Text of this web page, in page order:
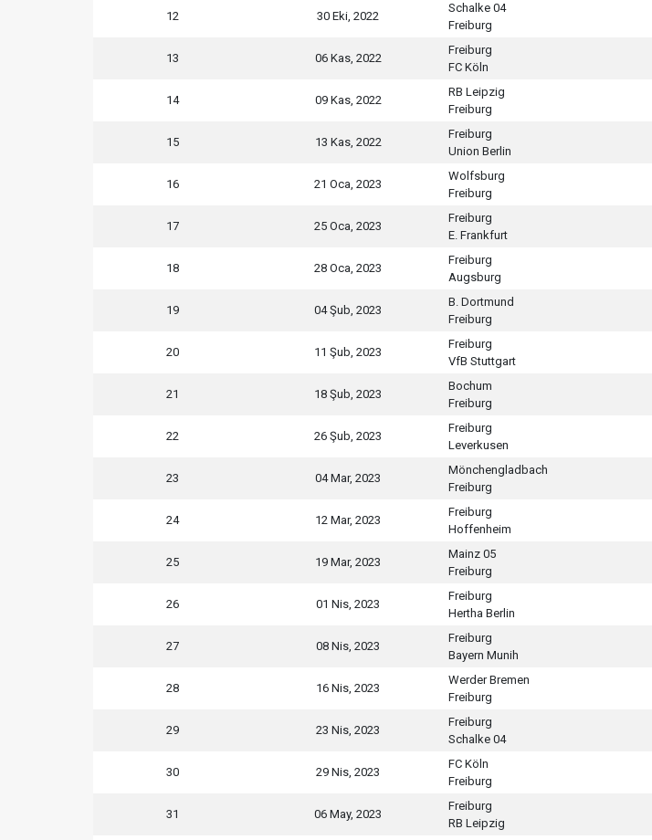
12 30 Eki, 2022
Schalke 04
Freiburg
13 06 Kas, 2022
Freiburg
FC Köln
14 09 Kas, 2022
RB Leipzig
Freiburg
15 13 Kas, 2022
Freiburg
Union Berlin
16 21 Oca, 2023
Wolfsburg
Freiburg
17 25 Oca, 2023
Freiburg
E. Frankfurt
18 28 Oca, 2023
Freiburg
Augsburg
19 04 Şub, 2023
B. Dortmund
Freiburg
20 11 Şub, 2023
Freiburg
VfB Stuttgart
21 18 Şub, 2023
Bochum
Freiburg
22 26 Şub, 2023
Freiburg
Leverkusen
23 04 Mar, 2023
Mönchengladbach
Freiburg
24 12 Mar, 2023
Freiburg
Hoffenheim
25 19 Mar, 2023
Mainz 05
Freiburg
26 01 Nis, 2023
Freiburg
Hertha Berlin
27 08 Nis, 2023
Freiburg
Bayern Munih
28 16 Nis, 2023
Werder Bremen
Freiburg
29 23 Nis, 2023
Freiburg
Schalke 04
30 29 Nis, 2023
FC Köln
Freiburg
31 06 May, 2023
Freiburg
RB Leipzig